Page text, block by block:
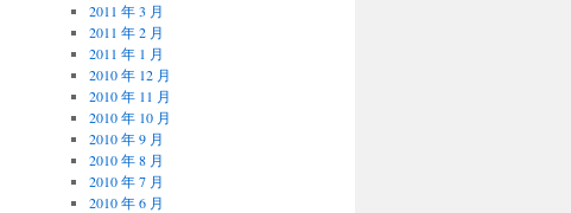
2011 年 3 月
2011 年 2 月
2011 年 1 月
2010 年 12 月
2010 年 11 月
2010 年 10 月
2010 年 9 月
2010 年 8 月
2010 年 7 月
2010 年 6 月